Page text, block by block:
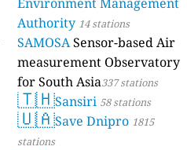
Authority 14 stations
SAMOSASensor-based Air
measurement Observatory
for South Asia337 stations
🇹🇭Sansiri 58 stations
🇺🇦Save Dnipro 1815
stations